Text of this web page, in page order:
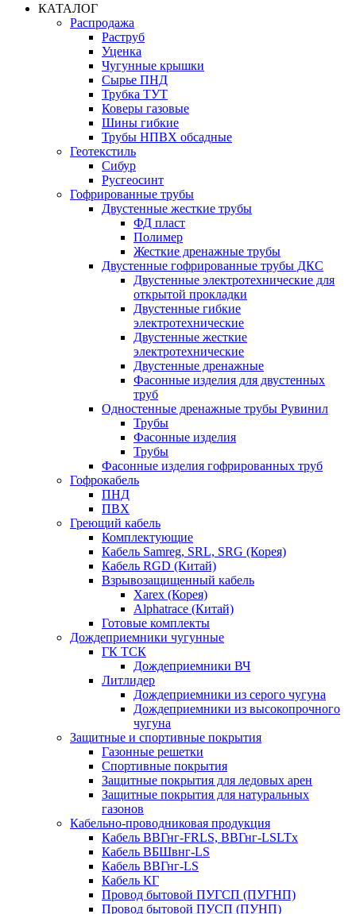
КАТАЛОГ
Распродажа
Раструб
Уценка
Чугунные крышки
Сырье ПНД
Трубка ТУТ
Коверы газовые
Шины гибкие
Трубы НПВХ обсадные
Геотекстиль
Сибур
Русгеосинт
Гофрированные трубы
Двустенные жесткие трубы
ФД пласт
Полимер
Жесткие дренажные трубы
Двустенные гофрированные трубы ДКС
Двустенные электротехнические для
открытой прокладки
Двустенные гибкие
электротехнические
Двустенные жесткие
электротехнические
Двустенные дренажные
Фасонные изделия для двустенных
труб
Одностенные дренажные трубы Рувинил
Трубы
Фасонные изделия
Трубы
Фасонные изделия гофрированных труб
Гофрокабель
ПНД
ПВХ
Греющий кабель
Комплектующие
Кабель Samreg, SRL, SRG (Корея)
Кабель RGD (Китай)
Взрывозащищенный кабель
Xarex (Корея)
Alphatrace (Китай)
Готовые комплекты
Дождеприемники чугунные
ГК ТСК
Дождеприемники ВЧ
Литлидер
Дождеприемники из серого чугуна
Дождеприемники из высокопрочного
чугуна
Защитные и спортивные покрытия
Газонные решетки
Спортивные покрытия
Защитные покрытия для ледовых арен
Защитные покрытия для натуральных
газонов
Кабельно-проводниковая продукция
Кабель ВВГнг-FRLS, ВВГнг-LSLTx
Кабель ВБШвнг-LS
Кабель ВВГнг-LS
Кабель КГ
Провод бытовой ПУГСП (ПУГНП)
Провод бытовой ПУСП (ПУНП)